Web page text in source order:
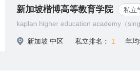
新加坡楷博高等教育学院
私立
kaplan higher education academy（
新加坡 中区 私立排名： 1 年均